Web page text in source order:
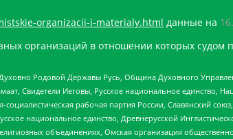
organizacii-i-materialy.html данные на
организаций в отношении которых
Родовой Державы Русь, Община Духовного
Свидетели Иеговы, Русское национальное единство,
рабочая партия России, Славянский
национальное единство, Древнерусской
объединениях, Омская организация